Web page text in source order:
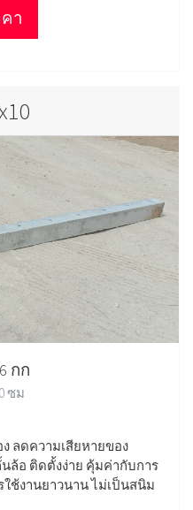
า
กก
ซม
ลดความเสียหายของ
ล้อ ติดตั้งง่าย คุ้มค่ากับการ
ช้งานยาวนาน ไม่เป็นสนิม